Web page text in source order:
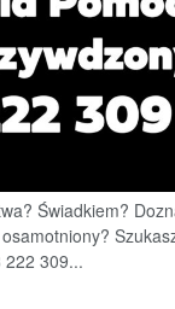
Świadkiem?
309...